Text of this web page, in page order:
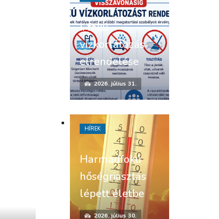
I. fokú
vízkorlátozás
elrendelése
2026. július 31.
Harmadfokú
hőségriasztás
lépett életbe
2026. július 30.
HÍREK